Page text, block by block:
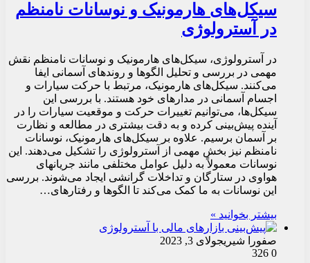
سیکل‌های هارمونیک و نوسانات نامنظم
در آسترولوژی
در آسترولوژی، سیکل‌های هارمونیک و نوسانات نامنظم نقش
مهمی در بررسی و تحلیل الگوها و روندهای آسمانی ایفا
می‌کنند. سیکل‌های هارمونیک، مرتبط با حرکت سیارات و
اجسام آسمانی در مدارهای خود هستند. با بررسی این
سیکل‌ها، می‌توانیم تغییرات حرکت و موقعیت سیارات را در
آینده پیش‌بینی کرده و به دقت بیشتری در مطالعه و نظارت
بر آسمان برسیم. علاوه بر سیکل‌های هارمونیک، نوسانات
نامنظم نیز بخش مهمی از آسترولوژی را تشکیل می‌دهند. این
نوسانات معمولاً به دلیل عوامل مختلفی مانند جریانهای
هواوی در ستارگان و تداخلات گرانشی ایجاد می‌شوند. بررسی
این نوسانات به ما کمک می‌کند تا الگوها و رفتارهای…
بیشتر بخوانید »
صفورا شیریجولای 3, 2023
0